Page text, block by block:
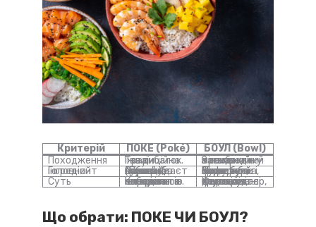
Критерій ПОКЕ (Poké)
БОУЛ (Bowl)
Походження
Гаваї. Традиційна їжа рибалок.
Загальний міжнародний тренд на їжу в глибоких мисках.
Головний інгредієнт
Сира риба (тунець, лосось), нарізана кубиками. “Поке” перекладається як “різати”.
Будь-який білок: курка, тофу, креветки, м’ясо, фалафель. Може бути і сира риба.
Суть
Класична страва з конкретною історією та набором інгредієнтів. Формат подачі їжі. Конструктор, де основа – крупа, а далі – ваша фантазія.
Що обрати: ПОКЕ ЧИ БОУЛ?